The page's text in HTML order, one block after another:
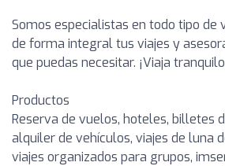
Somos especialistas en todo tipo de
de forma integral tus viajes y
que puedas necesitar. ¡Viaja
Productos
Reserva de vuelos, hoteles, billetes
alquiler de vehículos, viajes de luna
viajes organizados para grupos,